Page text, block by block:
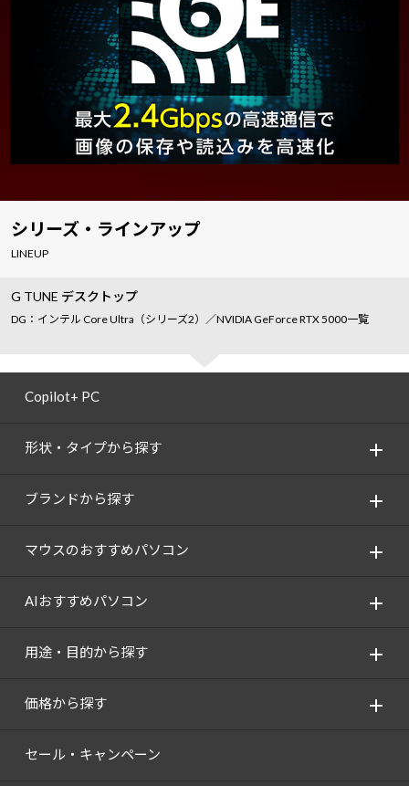
シリーズ・ラインアップ
LINEUP
G TUNE デスクトップ
DG：インテル Core Ultra（シリーズ2）／NVIDIA GeForce RTX 5000一覧
Copilot+ PC
形状・タイプから探す
ブランドから探す
マウスのおすすめパソコン
AIおすすめパソコン
用途・目的から探す
価格から探す
セール・キャンペーン